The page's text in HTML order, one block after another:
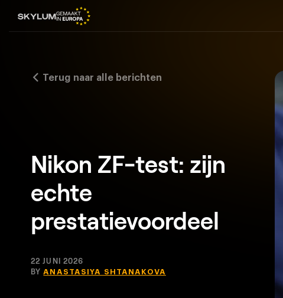
Terug naar alle berichten
Nikon ZF-test: zijn
echte
prestatievoordeel
22 JUNI 2026
BYANASTASIYA SHTANAKOVA